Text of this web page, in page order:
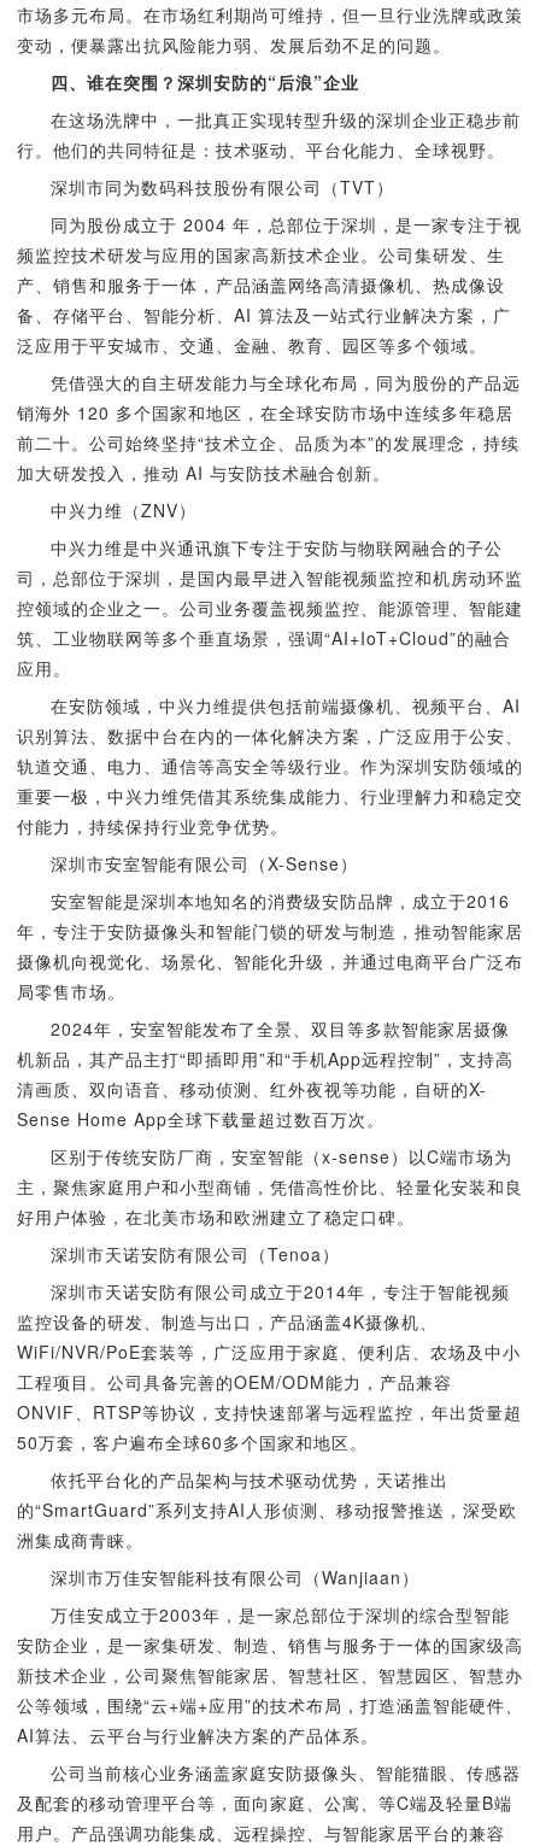
市场多元布局。在市场红利期尚可维持，但一旦行业洗牌或政策
变动，便暴露出抗风险能力弱、发展后劲不足的问题。
四、谁在突围？深圳安防的“后浪”企业
在这场洗牌中，一批真正实现转型升级的深圳企业正稳步前
行。他们的共同特征是：技术驱动、平台化能力、全球视野。
深圳市同为数码科技股份有限公司（TVT）
同为股份成立于 2004 年，总部位于深圳，是一家专注于视
频监控技术研发与应用的国家高新技术企业。公司集研发、生
产、销售和服务于一体，产品涵盖网络高清摄像机、热成像设
备、存储平台、智能分析、AI 算法及一站式行业解决方案，广
泛应用于平安城市、交通、金融、教育、园区等多个领域。
凭借强大的自主研发能力与全球化布局，同为股份的产品远
销海外 120 多个国家和地区，在全球安防市场中连续多年稳居
前二十。公司始终坚持“技术立企、品质为本”的发展理念，持续
加大研发投入，推动 AI 与安防技术融合创新。
中兴力维（ZNV）
中兴力维是中兴通讯旗下专注于安防与物联网融合的子公
司，总部位于深圳，是国内最早进入智能视频监控和机房动环监
控领域的企业之一。公司业务覆盖视频监控、能源管理、智能建
筑、工业物联网等多个垂直场景，强调“AI+IoT+Cloud”的融合
应用。
在安防领域，中兴力维提供包括前端摄像机、视频平台、AI
识别算法、数据中台在内的一体化解决方案，广泛应用于公安、
轨道交通、电力、通信等高安全等级行业。作为深圳安防领域的
重要一极，中兴力维凭借其系统集成能力、行业理解力和稳定交
付能力，持续保持行业竞争优势。
深圳市安室智能有限公司（X-Sense）
安室智能是深圳本地知名的消费级安防品牌，成立于2016
年，专注于安防摄像头和智能门锁的研发与制造，推动智能家居
摄像机向视觉化、场景化、智能化升级，并通过电商平台广泛布
局零售市场。
2024年，安室智能发布了全景、双目等多款智能家居摄像
机新品，其产品主打“即插即用”和“手机App远程控制”，支持高
清画质、双向语音、移动侦测、红外夜视等功能，自研的X-
Sense Home App全球下载量超过数百万次。
区别于传统安防厂商，安室智能（x-sense）以C端市场为
主，聚焦家庭用户和小型商铺，凭借高性价比、轻量化安装和良
好用户体验，在北美市场和欧洲建立了稳定口碑。
深圳市天诺安防有限公司（Tenoa）
深圳市天诺安防有限公司成立于2014年，专注于智能视频
监控设备的研发、制造与出口，产品涵盖4K摄像机、
WiFi/NVR/PoE套装等，广泛应用于家庭、便利店、农场及中小
工程项目。公司具备完善的OEM/ODM能力，产品兼容
ONVIF、RTSP等协议，支持快速部署与远程监控，年出货量超
50万套，客户遍布全球60多个国家和地区。
依托平台化的产品架构与技术驱动优势，天诺推出
的“SmartGuard”系列支持AI人形侦测、移动报警推送，深受欧
洲集成商青睐。
深圳市万佳安智能科技有限公司（Wanjiaan）
万佳安成立于2003年，是一家总部位于深圳的综合型智能
安防企业，是一家集研发、制造、销售与服务于一体的国家级高
新技术企业，公司聚焦智能家居、智慧社区、智慧园区、智慧办
公等领域，围绕“云+端+应用”的技术布局，打造涵盖智能硬件、
AI算法、云平台与行业解决方案的产品体系。
公司当前核心业务涵盖家庭安防摄像头、智能猫眼、传感器
及配套的移动管理平台等，面向家庭、公寓、等C端及轻量B端
用户。产品强调功能集成、远程操控、与智能家居平台的兼容